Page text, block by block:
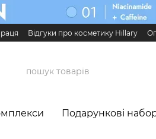
Відгуки про косметику Hillary
Контактна інформація Обмін та
Подарункові